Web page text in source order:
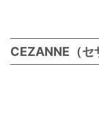
CEZANNE（セ